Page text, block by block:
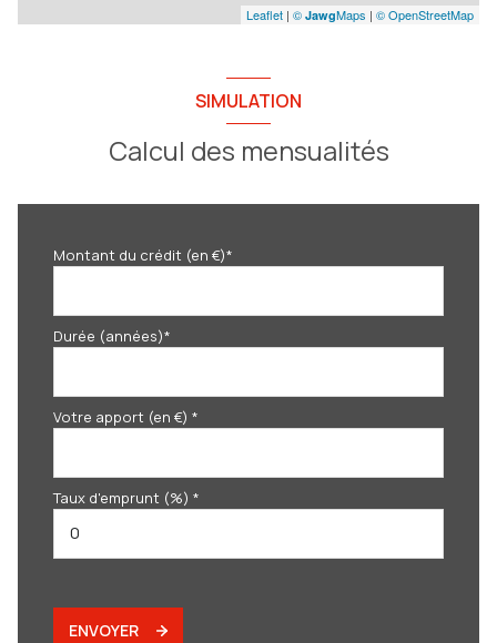
Leaflet | © JawgMaps | © OpenStreetMap
SIMULATION
Calcul des mensualités
Montant du crédit (en €)*
Durée (années)*
Votre apport (en €) *
Taux d'emprunt (%) *
ENVOYER